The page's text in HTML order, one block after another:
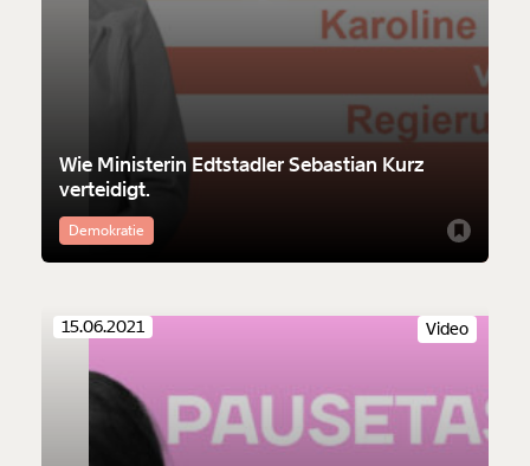
Wie Ministerin Edtstadler Sebastian Kurz
verteidigt.
Demokratie
Video
15.06.2021